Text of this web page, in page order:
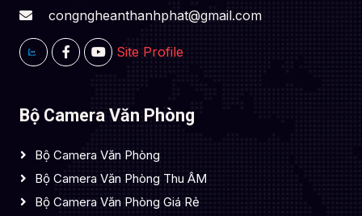
congngheanthanhphat@gmail.com
Site Profile
Bộ Camera Văn Phòng
Bộ Camera Văn Phòng
Bộ Camera Văn Phòng Thu ÂM
Bộ Camera Văn Phòng Giá Rẻ